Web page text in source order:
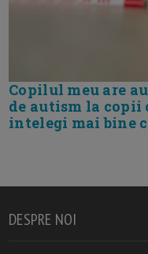
Copilul meu are
de autism la copii
intelegi mai bine
DESPRE NOI